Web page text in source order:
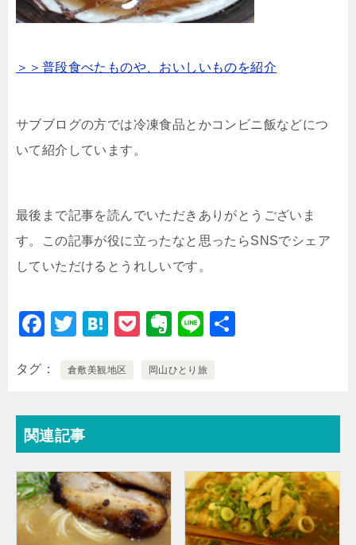
＞＞普段食べたものや、おいしいものを紹介
サブブログの方では冷凍食品とかコンビニ飯などにつ
いて紹介しています。
最後まで記事を読んでいただきありがとうございま
す。この記事が役に立ったなと思ったらSNSでシェア
していただけるとうれしいです。
F
c
b
o
o
k
T
tt
H
e
P
c
E
er
e
Li
e
タグ 倉敷美観地区 岡山ひとり旅
関連記事